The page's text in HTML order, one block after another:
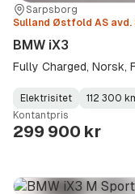
Sted:
Sarpsborg
Forhandler:
Sulland Østfold AS avd.
BMW iX3
Fully Charged, Norsk,
Fuel
Type:
Elektrisitet
Kilometerstand:
112 300
Model
Year:
Gearbox
Type:
Kontantpris
299 900 kr